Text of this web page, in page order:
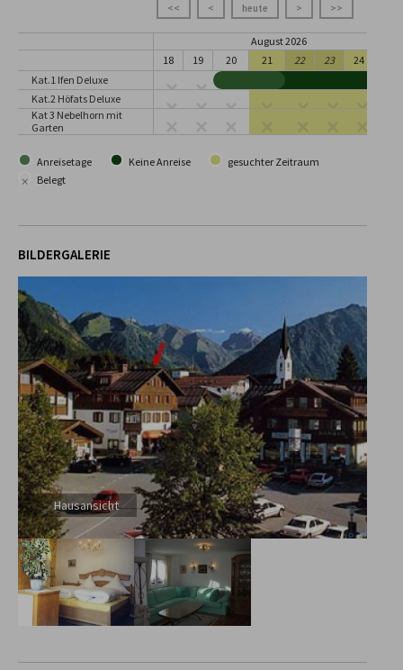
<< < heute > >>
August 2026
18
19 20 21 22 23 24
Kat.1 Ifen Deluxe
Kat.2 Höfats Deluxe
Kat 3 Nebelhorn mit
Garten
Anreisetage Keine Anreise gesuchter Zeitraum
× Belegt
BILDERGALERIE
Hausansicht